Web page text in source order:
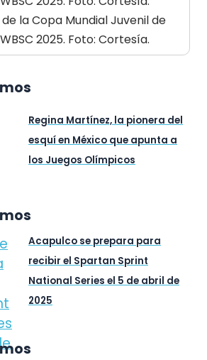
la Copa Mundial Juvenil de
2025. Foto: Cortesía.
Regina Martínez, la pionera del
esquí en México que apunta a
los Juegos Olímpicos
Acapulco se prepara para
recibir el Spartan Sprint
National Series el 5 de abril de
2025